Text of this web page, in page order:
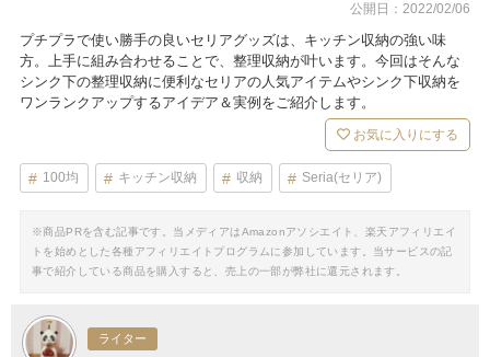
公開日：2022/02/06
プチプラで使い勝手の良いセリアグッズは、キッチン収納の強い味
方。上手に組み合わせることで、整理収納が叶います。今回はそんな
シンク下の整理収納に便利なセリアの人気アイテムやシンク下収納を
ワンランクアップするアイデア＆実例をご紹介します。
お気に入りにする
100均 キッチン収納 収納 Seria(セリア)
※商品PRを含む記事です。当メディアはAmazonアソシエイト、楽天アフィリエイ
トを始めとした各種アフィリエイトプログラムに参加しています。当サービスの記
事で紹介している商品を購入すると、売上の一部が弊社に還元されます。
ライター